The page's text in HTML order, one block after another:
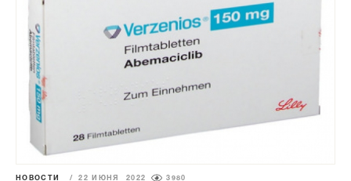
НОВОСТИ / 22 ИЮНЯ 2022 3980